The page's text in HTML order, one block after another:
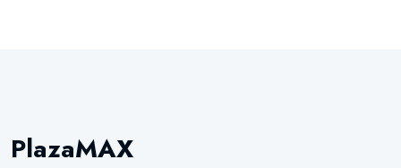
PlazaMAX